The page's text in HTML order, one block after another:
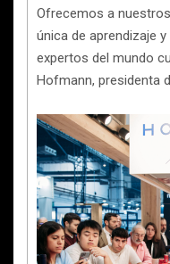
Ofrecemos a
única de aprendizaje
expertos del mundo
Hofmann, presidenta